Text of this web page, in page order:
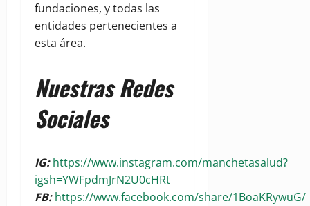
fundaciones, y todas las
entidades pertenecientes a
esta área.
Nuestras Redes
Sociales
IG:https://www.instagram.com/manchetasalud?
igsh=YWFpdmJrN2U0cHRt
FB:https://www.facebook.com/share/1BoaKRywuG/